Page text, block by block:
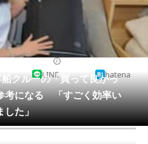
地域
教育・育児
リサーチ
クルーの「買って良かっ
考になる 「すごく効率い
した」
LINE hatena